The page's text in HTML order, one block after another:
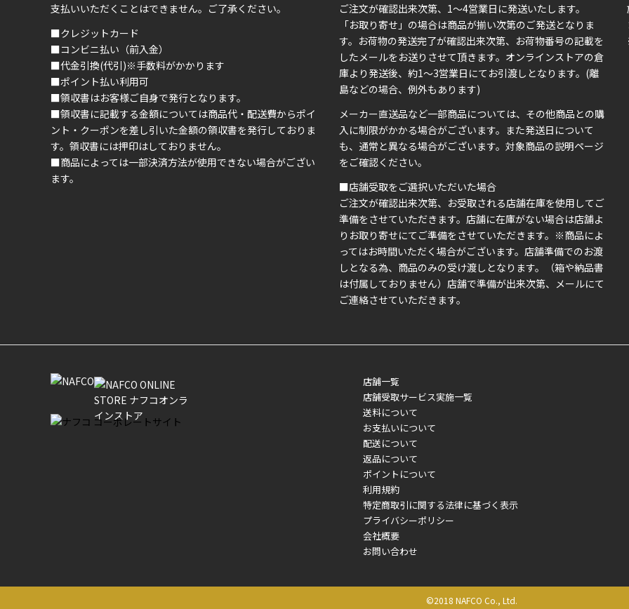
支払いいただくことはできません。ご了承ください。
■クレジットカード
■コンビニ払い（前入金）
■代金引換(代引)※手数料がかかります
■ポイント払い利用可
■領収書はお客様ご自身で発行となります。
■領収書に記載する金額については商品代・配送費からポイ
ント・クーポンを差し引いた金額の領収書を発行しておりま
す。領収書には押印はしておりません。
■商品によっては一部決済方法が使用できない場合がござい
ます。
ご注文が確認出来次第、1～4営業日に発送いたします。
「お取り寄せ」の場合は商品が揃い次第のご発送となりま
す。お荷物の発送完了が確認出来次第、お荷物番号の記載を
したメールをお送りさせて頂きます。オンラインストアの倉
庫より発送後、約1～3営業日にてお引渡しとなります。(離
島などの場合、例外もあります)
メーカー直送品など一部商品については、その他商品との購
入に制限がかかる場合がございます。また発送日について
も、通常と異なる場合がございます。対象商品の説明ページ
をご確認ください。
■店舗受取をご選択いただいた場合
ご注文が確認出来次第、お受取される店舗在庫を使用してご
準備をさせていただきます。店舗に在庫がない場合は店舗よ
りお取り寄せにてご準備をさせていただきます。※商品によ
ってはお時間いただく場合がございます。店舗準備でのお渡
しとなる為、商品のみの受け渡しとなります。（箱や納品書
は付属しておりません）店舗で準備が出来次第、メールにて
ご連絡させていただきます。
店舗一覧
店舗受取サービス実施一覧
送料について
お支払いについて
配送について
返品について
ポイントについて
利用規約
特定商取引に関する法律に基づく表示
プライバシーポリシー
会社概要
お問い合わせ
©2018 NAFCO Co., Ltd.